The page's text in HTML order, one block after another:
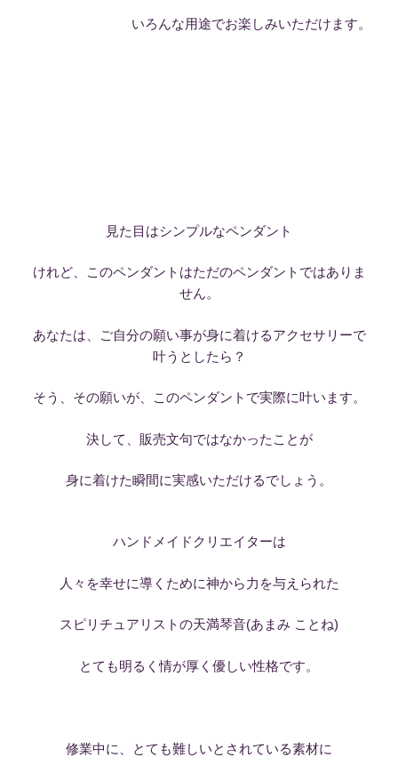
いろんな用途でお楽しみいただけます。
見た目はシンプルなペンダント
けれど、このペンダントはただのペンダントではありま
せん。
あなたは、ご自分の願い事が身に着けるアクセサリーで
叶うとしたら？
そう、その願いが、このペンダントで実際に叶います。
決して、販売文句ではなかったことが
身に着けた瞬間に実感いただけるでしょう。
ハンドメイドクリエイターは
人々を幸せに導くために神から力を与えられた
スピリチュアリストの天満琴音(あまみ ことね)
とても明るく情が厚く優しい性格です。
修業中に、とても難しいとされている素材に